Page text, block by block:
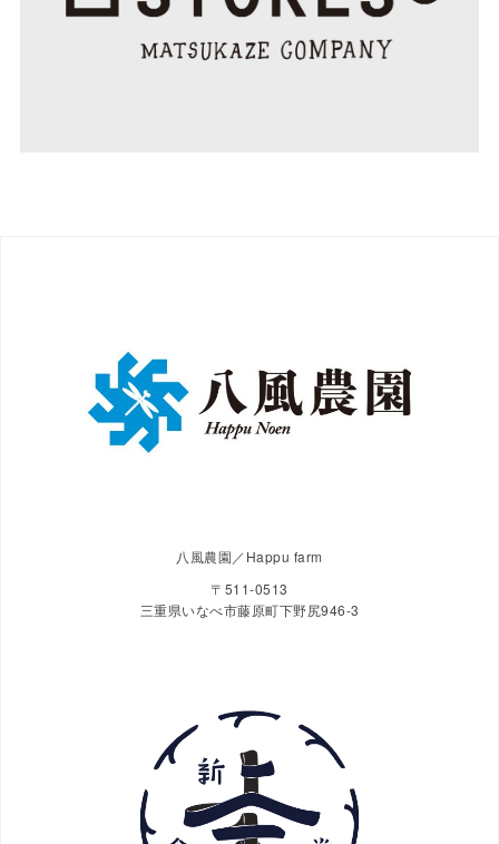
八風農園／Happu farm
〒511-0513
三重県いなべ市藤原町下野尻946-3